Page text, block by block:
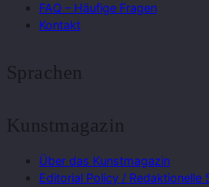
FAQ – Häufige Fragen
Kontakt
Sprachen
Kunstmagazin
Über das Kunstmagazin
Editorial Policy / Redaktionelle